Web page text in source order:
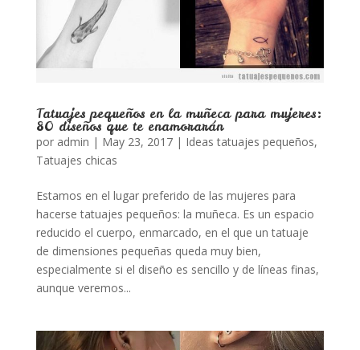
Tatuajes pequeños en la muñeca para mujeres:
80 diseños que te enamorarán
por admin | May 23, 2017| Ideas tatuajes pequeños,
Tatuajes chicas
Estamos en el lugar preferido de las mujeres para
hacerse tatuajes pequeños: la muñeca. Es un espacio
reducido el cuerpo, enmarcado, en el que un tatuaje
de dimensiones pequeñas queda muy bien,
especialmente si el diseño es sencillo y de líneas finas,
aunque veremos...